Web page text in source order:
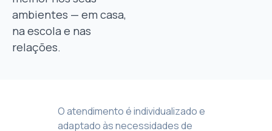
ambientes — em casa,
na escola e nas
relações.
O atendimento é individualizado e
adaptado às necessidades de